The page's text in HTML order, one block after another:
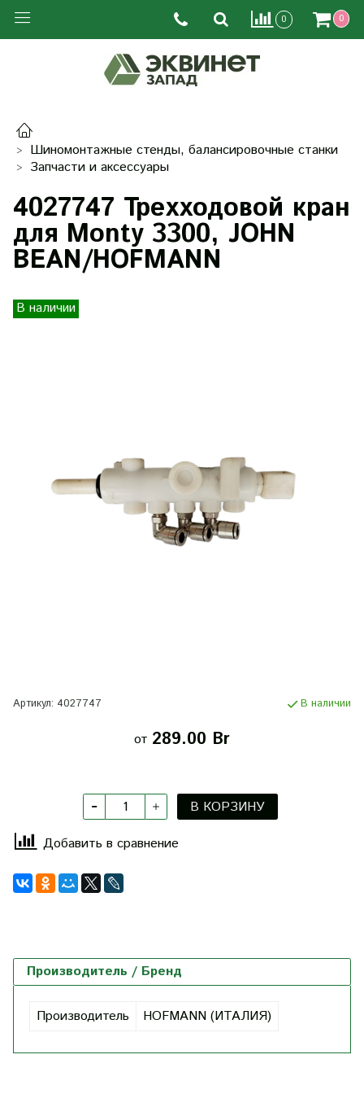
0 0
Шиномонтажные стенды, балансировочные станки
Запчасти и аксессуары
4027747 Трехходовой кран
для Monty 3300, JOHN
BEAN/HOFMANN
В наличии
Артикул: 4027747 В наличии
от 289.00 Br
В КОРЗИНУ
Добавить в сравнение
Производитель / Бренд
Производитель HOFMANN (ИТАЛИЯ)